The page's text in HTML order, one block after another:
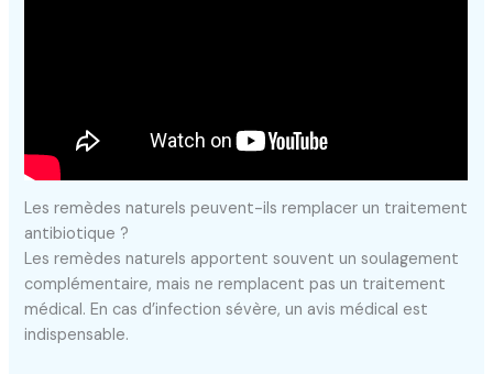
Les remèdes naturels peuvent-ils remplacer un traitement
antibiotique ?
Les remèdes naturels apportent souvent un soulagement
complémentaire, mais ne remplacent pas un traitement
médical. En cas d’infection sévère, un avis médical est
indispensable.